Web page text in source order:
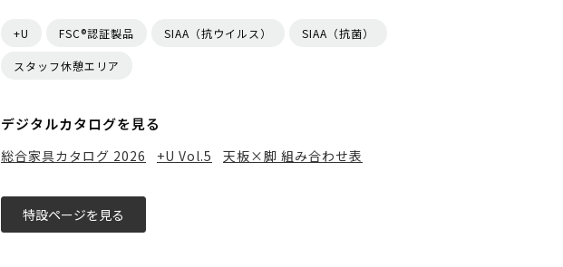
+U FSC®認証製品 SIAA（抗ウイルス） SIAA（抗菌）
スタッフ休憩エリア
デジタルカタログを見る
総合家具カタログ 2026 +U Vol.5 天板×脚 組み合わせ表
特設ページを見る